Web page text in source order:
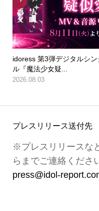
idoress 第3弾デジタルシン
ル『魔法少女疑...
2026.08.03
プレスリリース送付先
※プレスリリースな
らまでご連絡くださ
press@idol-